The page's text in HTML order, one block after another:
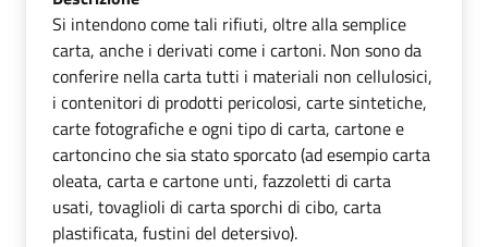
Si intendono come tali rifiuti, oltre alla semplice
carta, anche i derivati come i cartoni. Non sono da
conferire nella carta tutti i materiali non cellulosici,
i contenitori di prodotti pericolosi, carte sintetiche,
carte fotografiche e ogni tipo di carta, cartone e
cartoncino che sia stato sporcato (ad esempio carta
oleata, carta e cartone unti, fazzoletti di carta
usati, tovaglioli di carta sporchi di cibo, carta
plastificata, fustini del detersivo).